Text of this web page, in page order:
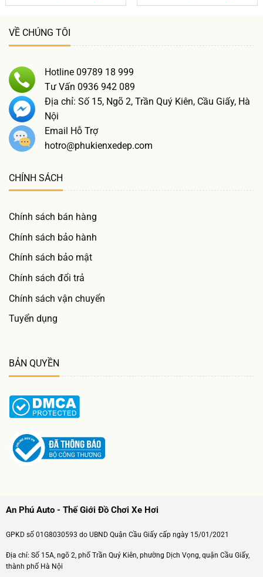
VỀ CHÚNG TÔI
Hotline 09789 18 999
Tư Vấn 0936 942 089
Địa chỉ: Số 15, Ngõ 2, Trần Quý Kiên, Cầu Giấy, Hà
Nội
Email Hỗ Trợ
hotro@phukienxedep.com
CHÍNH SÁCH
Chính sách bán hàng
Chính sách bảo hành
Chính sách bảo mật
Chính sách đổi trả
Chính sách vận chuyển
Tuyển dụng
BẢN QUYỀN
An Phú Auto - Thế Giới Đồ Chơi Xe Hơi
GPKD số 01G8030593 do UBND Quận Cầu Giấy cấp ngày 15/01/2021
Địa chỉ: Số 15A, ngõ 2, phố Trần Quý Kiên, phường Dịch Vọng, quận Cầu Giấy,
thành phố Hà Nội